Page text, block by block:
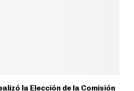
la Elección de la Comisión